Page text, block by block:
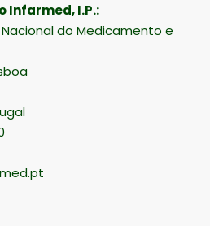
Infarmed, I.P.:
Nacional do Medicamento e